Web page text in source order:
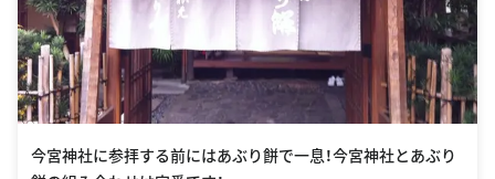
今宮神社に参拝する前にはあぶり餅で一息！今宮神社とあぶり